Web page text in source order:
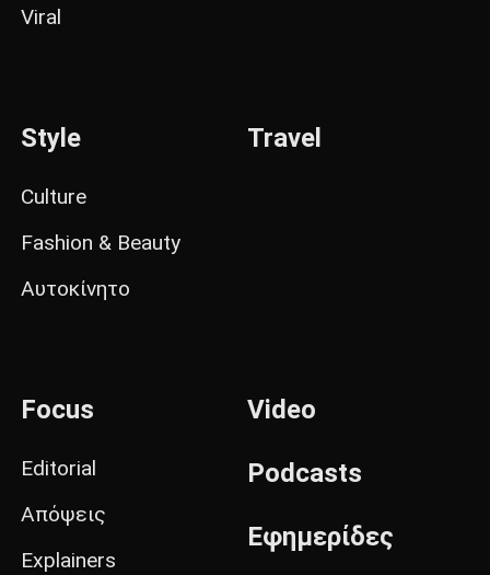
Viral
Style
Culture
Fashion & Beauty
Αυτοκίνητο
Travel
Focus
Editorial
Απόψεις
Explainers
Video
Podcasts
Εφημερίδες